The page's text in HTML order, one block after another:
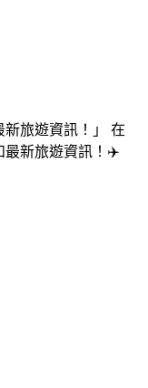
新旅遊資訊！」 在
最新旅遊資訊！✈️